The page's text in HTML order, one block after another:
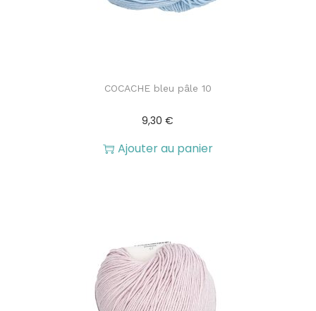
COCACHE bleu pâle 10
9,30€
Ajouter au panier